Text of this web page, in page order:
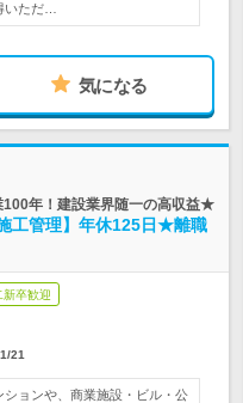
いただ…
気になる
年！建設業界随一の高収益★
工管理】年休125日★離職
新卒歓迎
21
ョンや、商業施設・ビル・公